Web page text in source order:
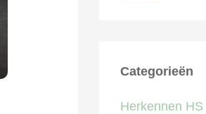
Categorieën
Herkennen HS